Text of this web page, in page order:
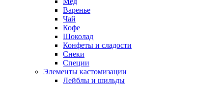
Варенье
Чай
Кофе
Шоколад
Конфеты и сладости
Снеки
Специи
Элементы кастомизации
Лейблы и шильды